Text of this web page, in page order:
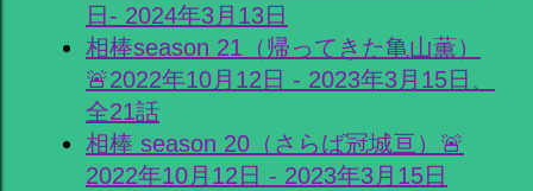
日- 2024年3月13日
相棒season 21（帰ってきた亀山薫）
🚨2022年10月12日 - 2023年3月15日、
全21話
相棒 season 20（さらば冠城亘）🚨
2022年10月12日 - 2023年3月15日